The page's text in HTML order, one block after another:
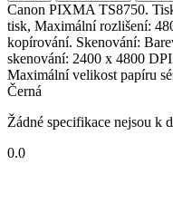
Canon PIXMA TS8750.
tisk, Maximální rozlišení:
kopírování. Skenování:
skenování: 2400 x 4800
Maximální velikost papíru
Černá
Žádné specifikace nejsou k
0.0